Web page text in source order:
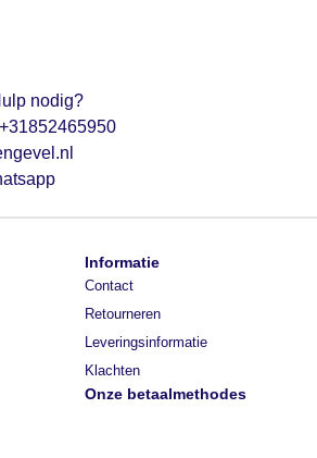
nodig?
Onze betaalmethodes
Informatie
Contact
Retourneren
Leveringsinformatie
Klachten